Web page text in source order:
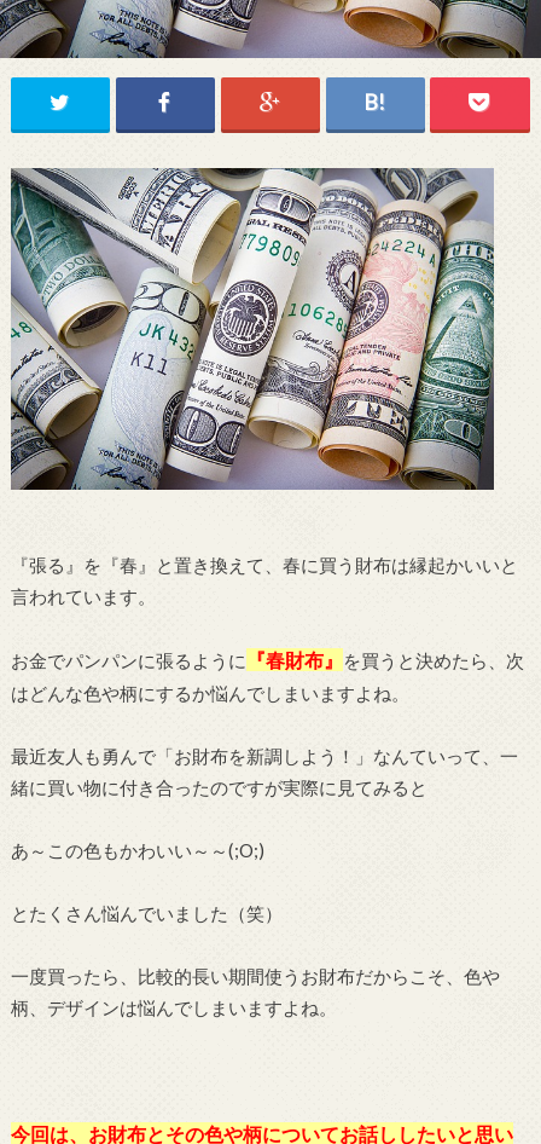
『張る』を『春』と置き換えて、春に買う財布は縁起かいいと
言われています。
お金でパンパンに張るように 『春財布』
を買うと決めたら、次
はどんな色や柄にするか悩んでしまいますよね。
最近友人も勇んで「お財布を新調しよう！」なんていって、一
緒に買い物に付き合ったのですが実際に見てみると
あ～この色もかわいい～～(;O;)
とたくさん悩んでいました（笑）
一度買ったら、比較的長い期間使うお財布だからこそ、色や
柄、デザインは悩んでしまいますよね。
今回は、お財布とその色や柄についてお話ししたいと思い